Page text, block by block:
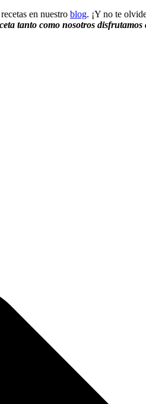
en nuestro blog. ¡Y no te
tanto como nosotros